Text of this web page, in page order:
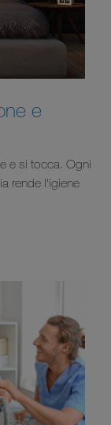
e
e si tocca. Ogni
rende l'igiene